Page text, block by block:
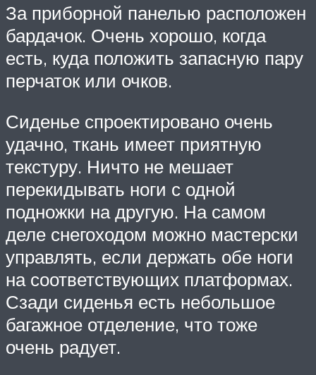
За приборной панелью расположен
бардачок. Очень хорошо, когда
есть, куда положить запасную пару
перчаток или очков.
Сиденье спроектировано очень
удачно, ткань имеет приятную
текстуру. Ничто не мешает
перекидывать ноги с одной
подножки на другую. На самом
деле снегоходом можно мастерски
управлять, если держать обе ноги
на соответствующих платформах.
Сзади сиденья есть небольшое
багажное отделение, что тоже
очень радует.